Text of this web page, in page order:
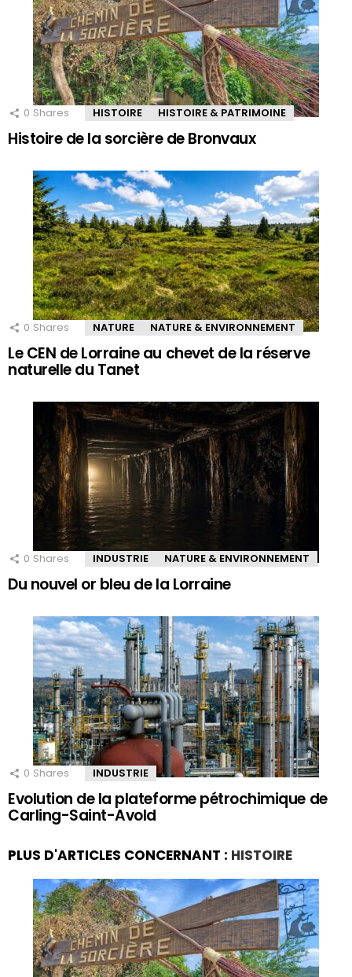
0 Shares HISTOIRE HISTOIRE & PATRIMOINE
Histoire de la sorcière de Bronvaux
0 Shares NATURE NATURE & ENVIRONNEMENT
Le CEN de Lorraine au chevet de la réserve
naturelle du Tanet
0 Shares INDUSTRIE NATURE & ENVIRONNEMENT
Du nouvel or bleu de la Lorraine
0 Shares INDUSTRIE
Evolution de la plateforme pétrochimique de
Carling-Saint-Avold
PLUS D'ARTICLES CONCERNANT : HISTOIRE